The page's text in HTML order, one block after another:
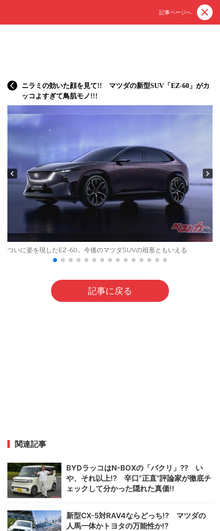
記事ページへ
ニラミの効いた顔を見て!! マツダの新型SUV「EZ-60」がカ
ッコよすぎて鳥肌モノ!!!
ついに姿を現したEZ-60。今後のマツダSUVの祖形ともいえる
記事に戻る
関連記事
BYDラッコはN-BOXの「パクリ」?? い
や、それ以上!? 辛口”正直”評論家が徹底チ
ェックして分かった隠れた真価!!
新型CX-5対RAV4ならどっち!? マツダの
人馬一体かトヨタの万能性か!?